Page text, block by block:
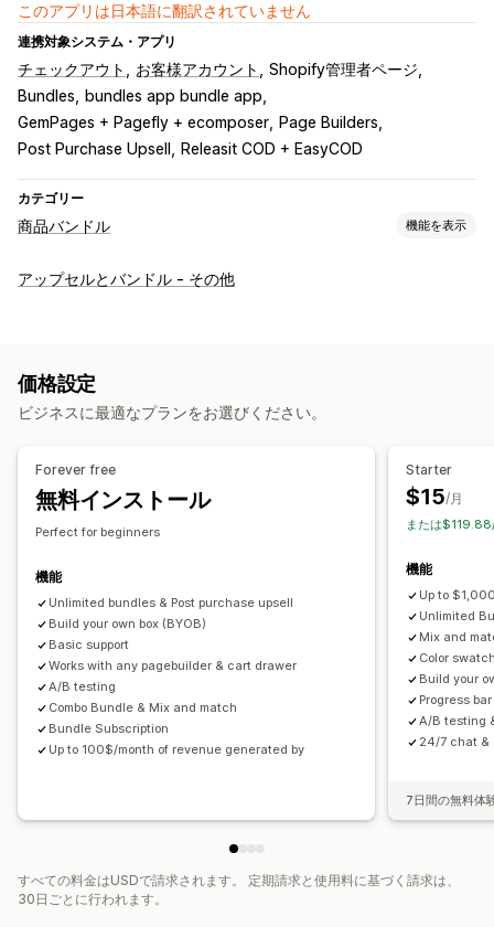
このアプリは日本語に翻訳されていません
連携対象システム・アプリ
チェックアウト お客様アカウント
Shopify管理者ページ
Bundles
bundles app bundle app
GemPages + Pagefly + ecomposer
Page Builders
Post Purchase Upsell
Releasit COD + EasyCOD
カテゴリー
商品バンドル 機能を表示
バンドルタイプ
サンプルパック
アップセルバンドル
クロスセルバンドル
有形商品 カスタムバンドル
ボリュームディスカウント
割引率によるディスカウント カートディスカウント
無料配送
BOGO 定期購入 一括価格設定
動的価格設定
カスタム価格
アップセルとバンドル - その他
価格設定
ビジネスに最適なプランをお選びください。
Forever free
無料インストール
Perfect for beginners
機能
Unlimited bundles & Post purchase upsell
Build your own box (BYOB)
Basic support
Works with any pagebuilder & cart drawer
A/B testing
Combo Bundle & Mix and match
Bundle Subscription
Up to 100$/month of revenue generated by
Starter
$15/月
または
機能
Up to
Unlimited
Mix and
Color
Build your
Progress
A/B testing
24/7 chat &
7日間の無料体
すべての料金はUSDで請求されます。 定期請求と使用料に基づく請求は、
30日ごとに行われます。